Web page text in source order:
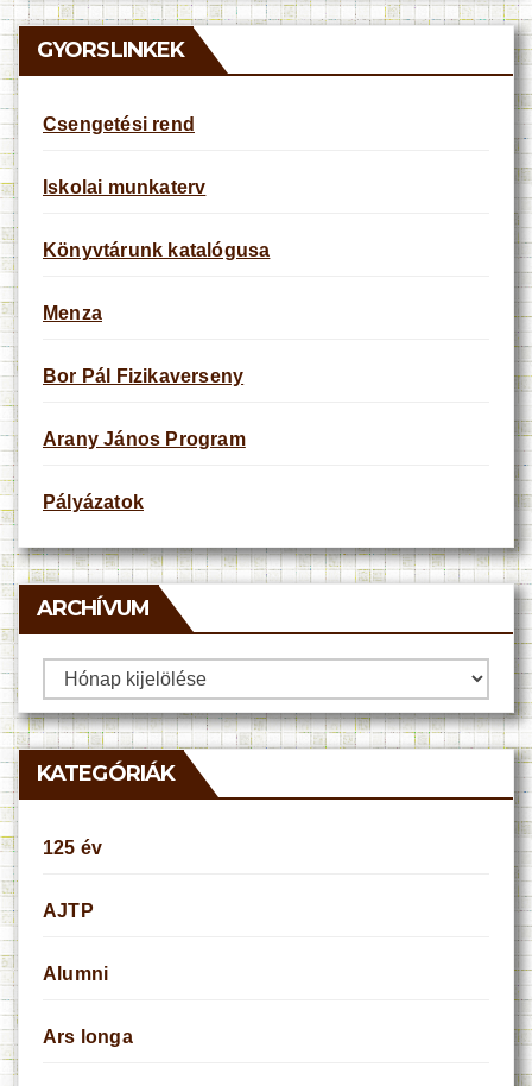
c
e
GYORSLINKEK
Csengetési rend
Iskolai munkaterv
Könyvtárunk katalógusa
Menza
Bor Pál Fizikaverseny
Arany János Program
Pályázatok
ARCHÍVUM
Archívum
KATEGÓRIÁK
125 év
AJTP
Alumni
Ars longa